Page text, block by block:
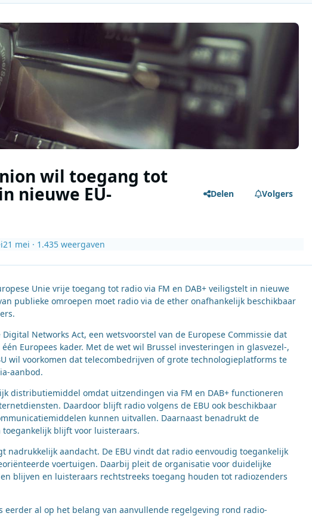
wil toegang tot
nieuwe EU- Delen Volgers
21 mei · 1.435 weergaven
Unie vrije toegang tot radio via FM en DAB+ veiligstelt in nieuwe
publieke omroepen moet radio via de ether onafhankelijk beschikbaar
Networks Act, een wetsvoorstel van de Europese Commissie dat
Europees kader. Met de wet wil Brussel investeringen in glasvezel-,
wil voorkomen dat telecombedrijven of grote technologieplatforms te
aanbod.
distributiemiddel omdat uitzendingen via FM en DAB+ functioneren
Daardoor blijft radio volgens de EBU ook beschikbaar
kunnen uitvallen. Daarnaast benadrukt de
blijft voor luisteraars.
aandacht. De EBU vindt dat radio eenvoudig toegankelijk
voertuigen. Daarbij pleit de organisatie voor duidelijke
blijven en luisteraars rechtstreeks toegang houden tot radiozenders
eerder al op het belang van aanvullende regelgeving rond radio-